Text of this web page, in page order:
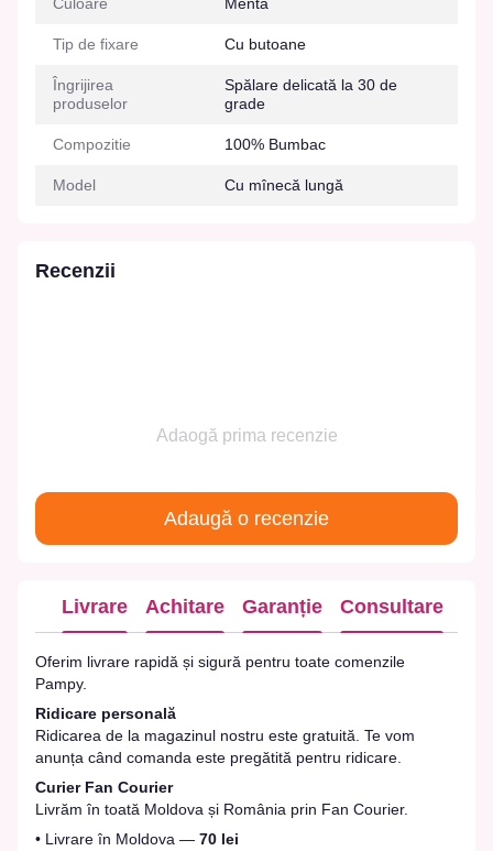
Tip de fixare Cu butoane
Îngrijirea
produselor
Spălare delicată la 30 de
grade
Compozitie 100% Bumbac
Model Cu mînecă lungă
Recenzii
Adaogă prima recenzie
Adaugă o recenzie
Livrare Achitare Garanție Consultare
Oferim livrare rapidă și sigură pentru toate comenzile
Pampy.
Ridicare personală
Ridicarea de la magazinul nostru este gratuită. Te vom
anunța când comanda este pregătită pentru ridicare.
Curier Fan Courier
Livrăm în toată Moldova și România prin Fan Courier.
• Livrare în Moldova — 70 lei